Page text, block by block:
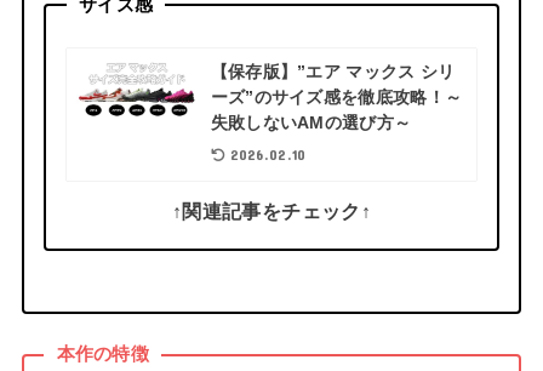
サイズ感
【保存版】”エア マックス シリ
ーズ”のサイズ感を徹底攻略！～
失敗しないAMの選び方～
2026.02.10
↑関連記事をチェック↑
本作の特徴